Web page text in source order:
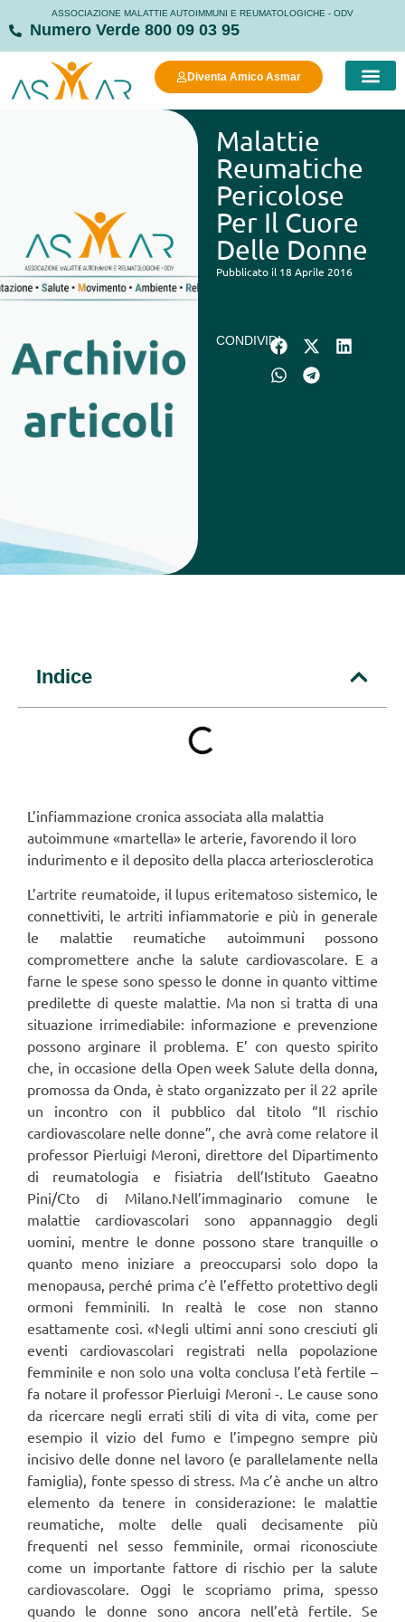
ASSOCIAZIONE MALATTIE AUTOIMMUNI E REUMATOLOGICHE - ODV
Numero Verde 800 09 03 95
Diventa Amico Asmar
Malattie
Reumatiche
Pericolose
Per Il Cuore
Delle Donne
Pubblicato il 18 Aprile 2016
CONDIVIDI
Indice
L’infiammazione cronica associata alla malattia
autoimmune «martella» le arterie, favorendo il loro
indurimento e il deposito della placca arteriosclerotica
L’artrite reumatoide, il lupus eritematoso sistemico, le
connettiviti, le artriti infiammatorie e più in generale
le malattie reumatiche autoimmuni possono
compromettere anche la salute cardiovascolare. E a
farne le spese sono spesso le donne in quanto vittime
predilette di queste malattie. Ma non si tratta di una
situazione irrimediabile: informazione e prevenzione
possono arginare il problema. E’ con questo spirito
che, in occasione della Open week Salute della donna,
promossa da Onda, è stato organizzato per il 22 aprile
un incontro con il pubblico dal titolo “Il rischio
cardiovascolare nelle donne”, che avrà come relatore il
professor Pierluigi Meroni, direttore del Dipartimento
di reumatologia e fisiatria dell’Istituto Gaeatno
Pini/Cto di Milano.Nell’immaginario comune le
malattie cardiovascolari sono appannaggio degli
uomini, mentre le donne possono stare tranquille o
quanto meno iniziare a preoccuparsi solo dopo la
menopausa, perché prima c’è l’effetto protettivo degli
ormoni femminili. In realtà le cose non stanno
esattamente così. «Negli ultimi anni sono cresciuti gli
eventi cardiovascolari registrati nella popolazione
femminile e non solo una volta conclusa l’età fertile –
fa notare il professor Pierluigi Meroni -. Le cause sono
da ricercare negli errati stili di vita di vita, come per
esempio il vizio del fumo e l’impegno sempre più
incisivo delle donne nel lavoro (e parallelamente nella
famiglia), fonte spesso di stress. Ma c’è anche un altro
elemento da tenere in considerazione: le malattie
reumatiche, molte delle quali decisamente più
frequenti nel sesso femminile, ormai riconosciute
come un importante fattore di rischio per la salute
cardiovascolare. Oggi le scopriamo prima, spesso
quando le donne sono ancora nell’età fertile. Se